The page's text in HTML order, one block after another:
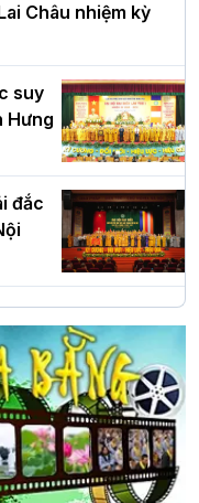
Châu nhiệm kỳ
suy
Hưng
đắc
Thủ
lại
lần